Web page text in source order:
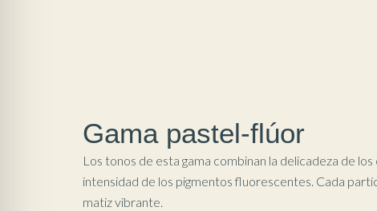
Gama pastel-flúor
Los tonos de esta gama combinan la delicadeza de
intensidad de los pigmentos fluorescentes. Cada
matiz vibrante.